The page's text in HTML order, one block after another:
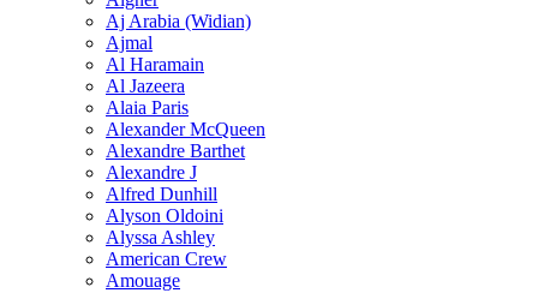
Aj Arabia (Widian)
Ajmal
Al Haramain
Al Jazeera
Alaia Paris
Alexander McQueen
Alexandre Barthet
Alexandre J
Alfred Dunhill
Alyson Oldoini
Alyssa Ashley
American Crew
Amouage